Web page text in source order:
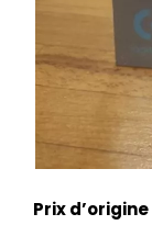
Prix d’origine